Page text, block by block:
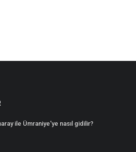
ile Ümraniye'ye nasıl gidilir?